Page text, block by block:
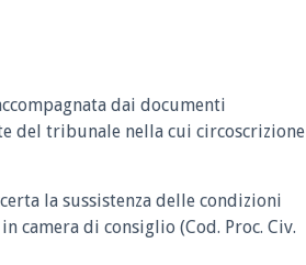
dai documenti
del tribunale nella cui circoscrizione
la sussistenza delle condizioni
di consiglio (Cod. Proc. Civ.